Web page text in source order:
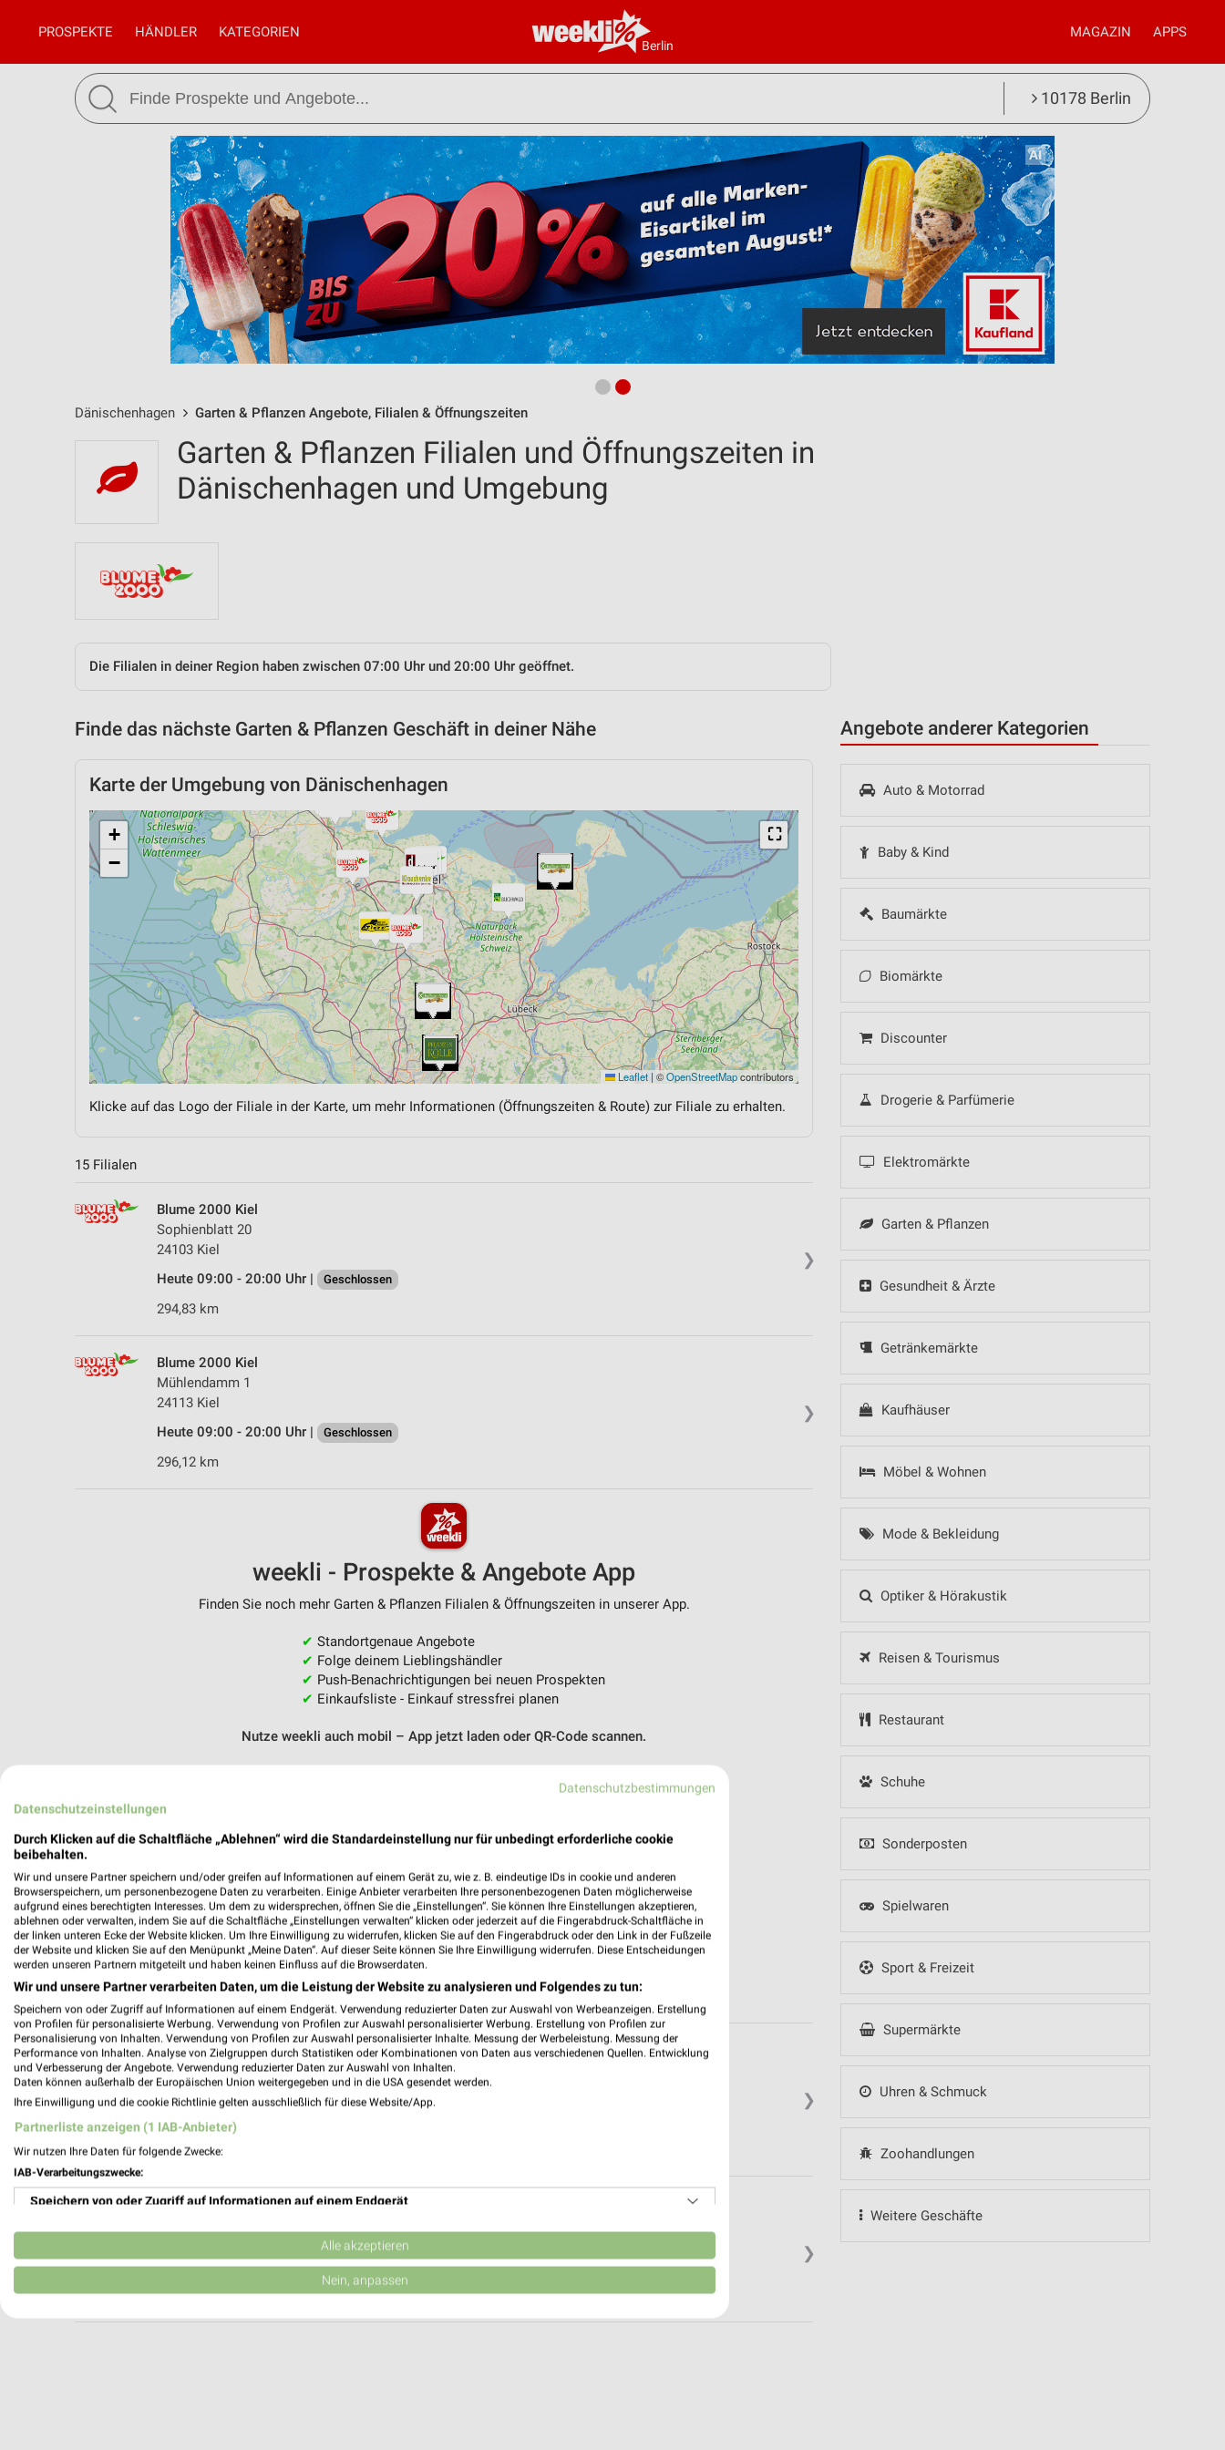
Berlin
PROSPEKTE HÄNDLER KATEGORIEN MAGAZIN APPS
10178 Berlin
Dänischenhagen Garten & Pflanzen Angebote, Filialen & Öffnungszeiten
Angebote anderer Kategorien
Auto & Motorrad
Baby & Kind
Baumärkte
Biomärkte
Discounter
Drogerie & Parfümerie
Elektromärkte
Garten & Pflanzen
Gesundheit & Ärzte
Getränkemärkte
Kaufhäuser
Möbel & Wohnen
Mode & Bekleidung
Optiker & Hörakustik
Reisen & Tourismus
Restaurant
Schuhe
Sonderposten
Spielwaren
Sport & Freizeit
Supermärkte
Uhren & Schmuck
Zoohandlungen
Weitere Geschäfte
Garten & Pflanzen Filialen und Öffnungszeiten in
Dänischenhagen und Umgebung
Die Filialen in deiner Region haben zwischen 07:00 Uhr und 20:00 Uhr geöffnet.
Finde das nächste Garten & Pflanzen Geschäft in deiner Nähe
Karte der Umgebung von Dänischenhagen
⛶
+
−
Leaflet | ©OpenStreetMapcontributors
Klicke auf das Logo der Filiale in der Karte, um mehr Informationen (Öffnungszeiten & Route) zur Filiale zu erhalten.
15 Filialen
❯
Blume 2000 Kiel
Sophienblatt 20
24103 Kiel
Heute 09:00 - 20:00 Uhr |
Geschlossen
294,83 km
❯
Blume 2000 Kiel
Mühlendamm 1
24113 Kiel
Heute 09:00 - 20:00 Uhr |
Geschlossen
296,12 km
weekli - Prospekte & Angebote App
Finden Sie noch mehr Garten & Pflanzen Filialen & Öffnungszeiten in unserer App.
✔ Standortgenaue Angebote
✔ Folge deinem Lieblingshändler
✔ Push-Benachrichtigungen bei neuen Prospekten
✔ Einkaufsliste - Einkauf stressfrei planen
Nutze weekli auch mobil – App jetzt laden oder QR-Code scannen.
❯
dubau Kiel
Köpenicker Str. 55-57
24111 Kiel
Heute 07:00 - 13:00 Uhr |
297,25 km
❯
Blume 2000 Eckernförde
Heute 09:00 - 18:00 Uhr | Geschlossen
Datenschutzbestimmungen
Datenschutzeinstellungen
Durch Klicken auf die Schaltfläche „Ablehnen“ wird die Standardeinstellung nur für unbedingt erforderliche cookie
beibehalten.
Wir und unsere Partner speichern und/oder greifen auf Informationen auf einem Gerät zu, wie z. B. eindeutige IDs in cookie und anderen
Browserspeichern, um personenbezogene Daten zu verarbeiten. Einige Anbieter verarbeiten Ihre personenbezogenen Daten möglicherweise
aufgrund eines berechtigten Interesses. Um dem zu widersprechen, öffnen Sie die „Einstellungen“. Sie können Ihre Einstellungen akzeptieren,
ablehnen oder verwalten, indem Sie auf die Schaltfläche „Einstellungen verwalten“ klicken oder jederzeit auf die Fingerabdruck-Schaltfläche in
der linken unteren Ecke der Website klicken. Um Ihre Einwilligung zu widerrufen, klicken Sie auf den Fingerabdruck oder den Link in der Fußzeile
der Website und klicken Sie auf den Menüpunkt „Meine Daten“. Auf dieser Seite können Sie Ihre Einwilligung widerrufen. Diese Entscheidungen
werden unseren Partnern mitgeteilt und haben keinen Einfluss auf die Browserdaten.
Wir und unsere Partner verarbeiten Daten, um die Leistung der Website zu analysieren und Folgendes zu tun:
Speichern von oder Zugriff auf Informationen auf einem Endgerät. Verwendung reduzierter Daten zur Auswahl von Werbeanzeigen. Erstellung
von Profilen für personalisierte Werbung. Verwendung von Profilen zur Auswahl personalisierter Werbung. Erstellung von Profilen zur
Personalisierung von Inhalten. Verwendung von Profilen zur Auswahl personalisierter Inhalte. Messung der Werbeleistung. Messung der
Performance von Inhalten. Analyse von Zielgruppen durch Statistiken oder Kombinationen von Daten aus verschiedenen Quellen. Entwicklung
und Verbesserung der Angebote. Verwendung reduzierter Daten zur Auswahl von Inhalten.
Daten können außerhalb der Europäischen Union weitergegeben und in die USA gesendet werden.
Ihre Einwilligung und die cookie Richtlinie gelten ausschließlich für diese Website/App.
Partnerliste anzeigen (1 IAB-Anbieter)
Wir nutzen Ihre Daten für folgende Zwecke:
IAB-Verarbeitungszwecke:
Speichern von oder Zugriff auf Informationen auf einem Endgerät
Verwendung reduzierter Daten zur Auswahl von Werbeanzeigen
Erstellung von Profilen für personalisierte Werbung
Alle akzeptieren
Nein, anpassen